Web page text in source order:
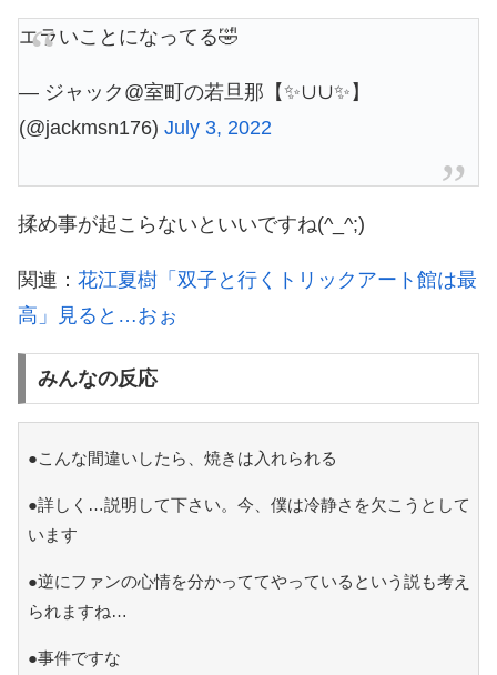
エラいことになってる🤣
— ジャック@室町の若旦那【✨∪∪✨】
(@jackmsn176) July 3, 2022
揉め事が起こらないといいですね(^_^;)
関連： 花江夏樹「双子と行くトリックアート館は最
高」見ると…おぉ
みんなの反応
●こんな間違いしたら、焼きは入れられる
●詳しく…説明して下さい。今、僕は冷静さを欠こうとして
います
●逆にファンの心情を分かっててやっているという説も考え
られますね…
●事件ですな